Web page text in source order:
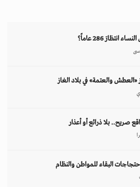
انتظارَ 286 عاماً؟
«العطش والعتمة» في بلاد الغاز
صريح.. بلا ذرائع أو أعذار
البقاء للمواطن والنظام